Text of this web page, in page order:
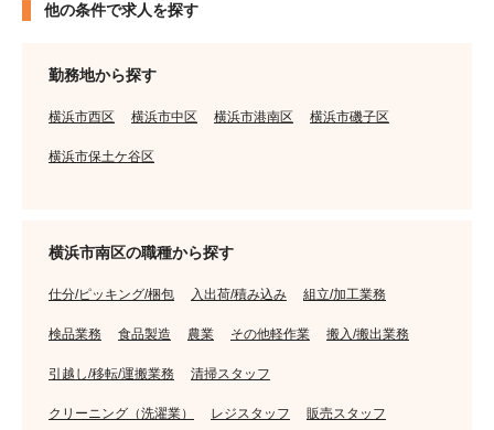
他の条件で求人を探す
勤務地から探す
横浜市西区 横浜市中区 横浜市港南区 横浜市磯子区
横浜市保土ケ谷区
横浜市南区の職種から探す
仕分/ピッキング/梱包 入出荷/積み込み 組立/加工業務
検品業務 食品製造 農業 その他軽作業 搬入/搬出業務
引越し/移転/運搬業務 清掃スタッフ
クリーニング（洗濯業） レジスタッフ 販売スタッフ